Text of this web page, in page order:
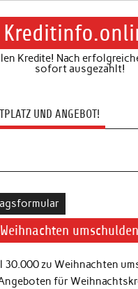
Kredite! Nach
sofort ausgezahlt!
UND ANGEBOT!
umschulden
30.000 zu Weihnachten
für